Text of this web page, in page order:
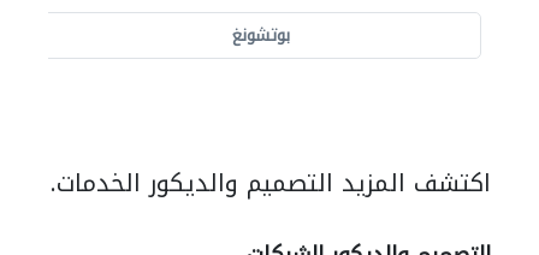
بوتشونغ
اكتشف المزيد التصميم والديكور الخدمات.